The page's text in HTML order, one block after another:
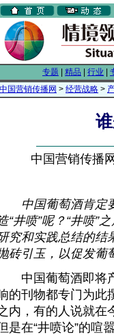
专题 精品 行业
中国营销传播网 > 经营战略 >
中国营销传播
中国葡萄酒肯定
“井喷”呢？“井喷”
究和实践总结的结
砖引玉，以促发
中国葡萄酒即将产
的刊物都专门为此
内，有的人说就在
是在“井喷论”的喧